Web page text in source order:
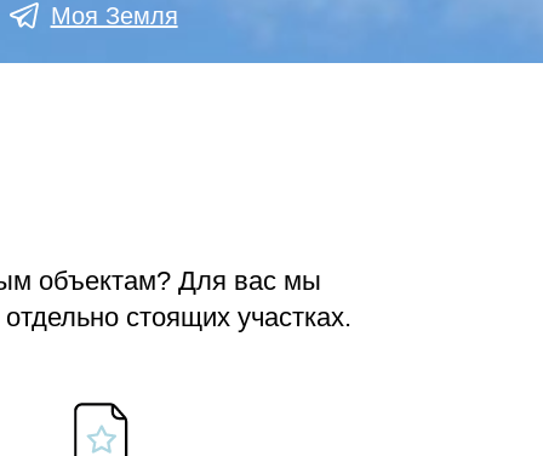
Моя Земля
объектам? Для вас мы
стоящих участках.